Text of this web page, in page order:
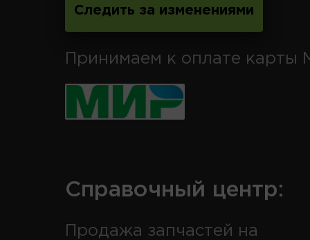
Следить за изменениями
Принимаем к оплате карты
Справочный центр:
Продажа запчастей на